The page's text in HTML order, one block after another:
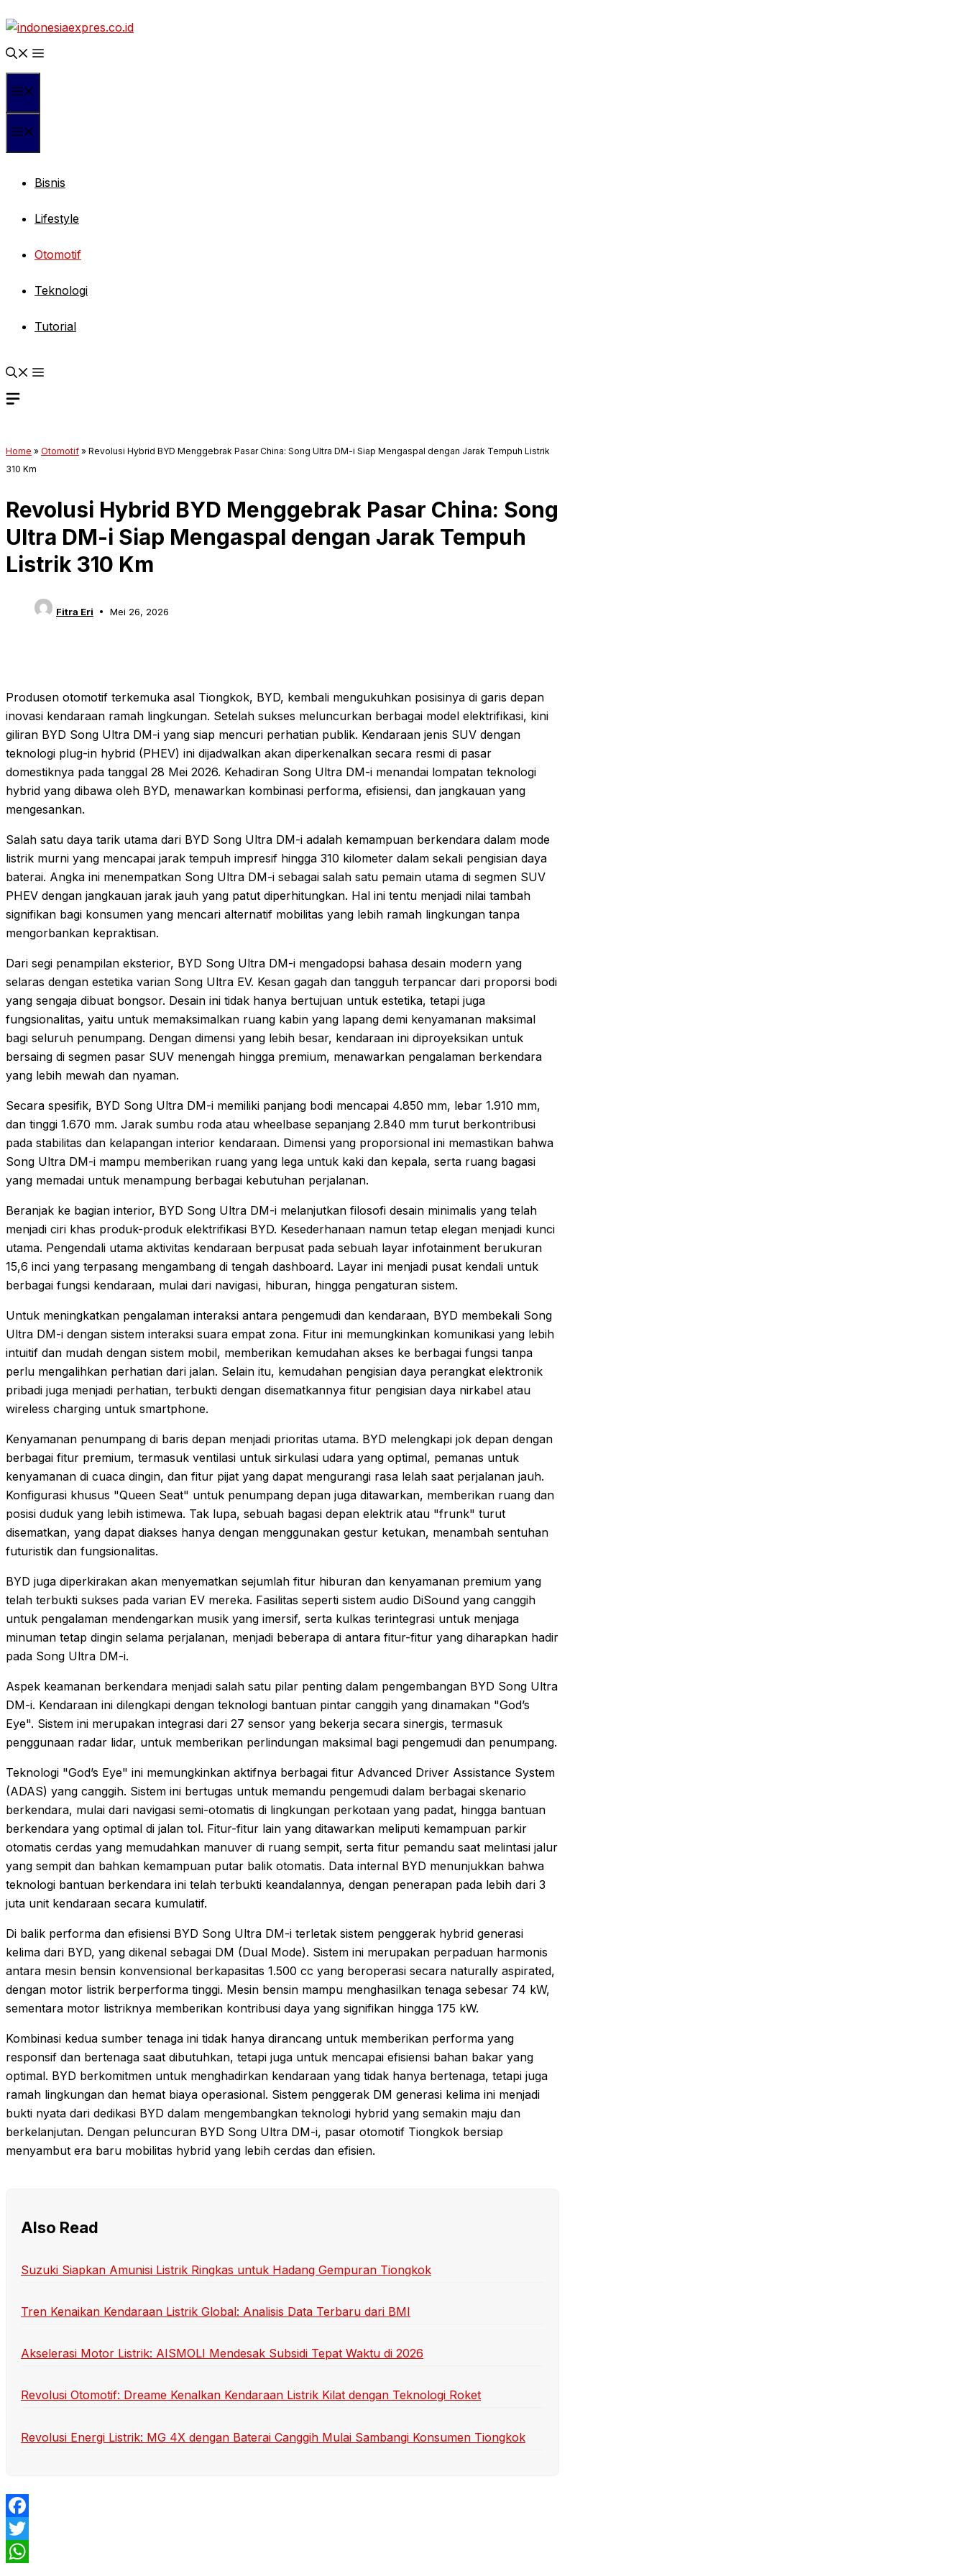
ke
isi
Bisnis
Lifestyle
Otomotif
Teknologi
Tutorial
Home » Otomotif » Revolusi Hybrid BYD Menggebrak Pasar China: Song Ultra DM-i Siap Mengaspal dengan Jarak Tempuh Listrik
310 Km
Revolusi Hybrid BYD Menggebrak Pasar China: Song
Ultra DM-i Siap Mengaspal dengan Jarak Tempuh
Listrik 310 Km
Fitra Eri Mei 26, 2026
Produsen otomotif terkemuka asal Tiongkok, BYD, kembali mengukuhkan posisinya di garis depan
inovasi kendaraan ramah lingkungan. Setelah sukses meluncurkan berbagai model elektrifikasi, kini
giliran BYD Song Ultra DM-i yang siap mencuri perhatian publik. Kendaraan jenis SUV dengan
teknologi plug-in hybrid (PHEV) ini dijadwalkan akan diperkenalkan secara resmi di pasar
domestiknya pada tanggal 28 Mei 2026. Kehadiran Song Ultra DM-i menandai lompatan teknologi
hybrid yang dibawa oleh BYD, menawarkan kombinasi performa, efisiensi, dan jangkauan yang
mengesankan.
Salah satu daya tarik utama dari BYD Song Ultra DM-i adalah kemampuan berkendara dalam mode
listrik murni yang mencapai jarak tempuh impresif hingga 310 kilometer dalam sekali pengisian daya
baterai. Angka ini menempatkan Song Ultra DM-i sebagai salah satu pemain utama di segmen SUV
PHEV dengan jangkauan jarak jauh yang patut diperhitungkan. Hal ini tentu menjadi nilai tambah
signifikan bagi konsumen yang mencari alternatif mobilitas yang lebih ramah lingkungan tanpa
mengorbankan kepraktisan.
Dari segi penampilan eksterior, BYD Song Ultra DM-i mengadopsi bahasa desain modern yang
selaras dengan estetika varian Song Ultra EV. Kesan gagah dan tangguh terpancar dari proporsi bodi
yang sengaja dibuat bongsor. Desain ini tidak hanya bertujuan untuk estetika, tetapi juga
fungsionalitas, yaitu untuk memaksimalkan ruang kabin yang lapang demi kenyamanan maksimal
bagi seluruh penumpang. Dengan dimensi yang lebih besar, kendaraan ini diproyeksikan untuk
bersaing di segmen pasar SUV menengah hingga premium, menawarkan pengalaman berkendara
yang lebih mewah dan nyaman.
Secara spesifik, BYD Song Ultra DM-i memiliki panjang bodi mencapai 4.850 mm, lebar 1.910 mm,
dan tinggi 1.670 mm. Jarak sumbu roda atau wheelbase sepanjang 2.840 mm turut berkontribusi
pada stabilitas dan kelapangan interior kendaraan. Dimensi yang proporsional ini memastikan bahwa
Song Ultra DM-i mampu memberikan ruang yang lega untuk kaki dan kepala, serta ruang bagasi
yang memadai untuk menampung berbagai kebutuhan perjalanan.
Beranjak ke bagian interior, BYD Song Ultra DM-i melanjutkan filosofi desain minimalis yang telah
menjadi ciri khas produk-produk elektrifikasi BYD. Kesederhanaan namun tetap elegan menjadi kunci
utama. Pengendali utama aktivitas kendaraan berpusat pada sebuah layar infotainment berukuran
15,6 inci yang terpasang mengambang di tengah dashboard. Layar ini menjadi pusat kendali untuk
berbagai fungsi kendaraan, mulai dari navigasi, hiburan, hingga pengaturan sistem.
Untuk meningkatkan pengalaman interaksi antara pengemudi dan kendaraan, BYD membekali Song
Ultra DM-i dengan sistem interaksi suara empat zona. Fitur ini memungkinkan komunikasi yang lebih
intuitif dan mudah dengan sistem mobil, memberikan kemudahan akses ke berbagai fungsi tanpa
perlu mengalihkan perhatian dari jalan. Selain itu, kemudahan pengisian daya perangkat elektronik
pribadi juga menjadi perhatian, terbukti dengan disematkannya fitur pengisian daya nirkabel atau
wireless charging untuk smartphone.
Kenyamanan penumpang di baris depan menjadi prioritas utama. BYD melengkapi jok depan dengan
berbagai fitur premium, termasuk ventilasi untuk sirkulasi udara yang optimal, pemanas untuk
kenyamanan di cuaca dingin, dan fitur pijat yang dapat mengurangi rasa lelah saat perjalanan jauh.
Konfigurasi khusus "Queen Seat" untuk penumpang depan juga ditawarkan, memberikan ruang dan
posisi duduk yang lebih istimewa. Tak lupa, sebuah bagasi depan elektrik atau "frunk" turut
disematkan, yang dapat diakses hanya dengan menggunakan gestur ketukan, menambah sentuhan
futuristik dan fungsionalitas.
BYD juga diperkirakan akan menyematkan sejumlah fitur hiburan dan kenyamanan premium yang
telah terbukti sukses pada varian EV mereka. Fasilitas seperti sistem audio DiSound yang canggih
untuk pengalaman mendengarkan musik yang imersif, serta kulkas terintegrasi untuk menjaga
minuman tetap dingin selama perjalanan, menjadi beberapa di antara fitur-fitur yang diharapkan hadir
pada Song Ultra DM-i.
Aspek keamanan berkendara menjadi salah satu pilar penting dalam pengembangan BYD Song Ultra
DM-i. Kendaraan ini dilengkapi dengan teknologi bantuan pintar canggih yang dinamakan "God’s
Eye". Sistem ini merupakan integrasi dari 27 sensor yang bekerja secara sinergis, termasuk
penggunaan radar lidar, untuk memberikan perlindungan maksimal bagi pengemudi dan penumpang.
Teknologi "God’s Eye" ini memungkinkan aktifnya berbagai fitur Advanced Driver Assistance System
(ADAS) yang canggih. Sistem ini bertugas untuk memandu pengemudi dalam berbagai skenario
berkendara, mulai dari navigasi semi-otomatis di lingkungan perkotaan yang padat, hingga bantuan
berkendara yang optimal di jalan tol. Fitur-fitur lain yang ditawarkan meliputi kemampuan parkir
otomatis cerdas yang memudahkan manuver di ruang sempit, serta fitur pemandu saat melintasi jalur
yang sempit dan bahkan kemampuan putar balik otomatis. Data internal BYD menunjukkan bahwa
teknologi bantuan berkendara ini telah terbukti keandalannya, dengan penerapan pada lebih dari 3
juta unit kendaraan secara kumulatif.
Di balik performa dan efisiensi BYD Song Ultra DM-i terletak sistem penggerak hybrid generasi
kelima dari BYD, yang dikenal sebagai DM (Dual Mode). Sistem ini merupakan perpaduan harmonis
antara mesin bensin konvensional berkapasitas 1.500 cc yang beroperasi secara naturally aspirated,
dengan motor listrik berperforma tinggi. Mesin bensin mampu menghasilkan tenaga sebesar 74 kW,
sementara motor listriknya memberikan kontribusi daya yang signifikan hingga 175 kW.
Kombinasi kedua sumber tenaga ini tidak hanya dirancang untuk memberikan performa yang
responsif dan bertenaga saat dibutuhkan, tetapi juga untuk mencapai efisiensi bahan bakar yang
optimal. BYD berkomitmen untuk menghadirkan kendaraan yang tidak hanya bertenaga, tetapi juga
ramah lingkungan dan hemat biaya operasional. Sistem penggerak DM generasi kelima ini menjadi
bukti nyata dari dedikasi BYD dalam mengembangkan teknologi hybrid yang semakin maju dan
berkelanjutan. Dengan peluncuran BYD Song Ultra DM-i, pasar otomotif Tiongkok bersiap
menyambut era baru mobilitas hybrid yang lebih cerdas dan efisien.
Also Read
Suzuki Siapkan Amunisi Listrik Ringkas untuk Hadang Gempuran Tiongkok
Tren Kenaikan Kendaraan Listrik Global: Analisis Data Terbaru dari BMI
Akselerasi Motor Listrik: AISMOLI Mendesak Subsidi Tepat Waktu di 2026
Revolusi Otomotif: Dreame Kenalkan Kendaraan Listrik Kilat dengan Teknologi Roket
Revolusi Energi Listrik: MG 4X dengan Baterai Canggih Mulai Sambangi Konsumen Tiongkok
Facebook
Twitter